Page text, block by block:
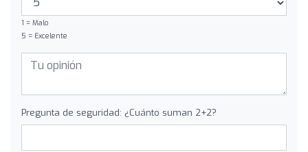
1 = Malo
5 = Excelente
Pregunta de seguridad: ¿Cuánto suman 2+2?